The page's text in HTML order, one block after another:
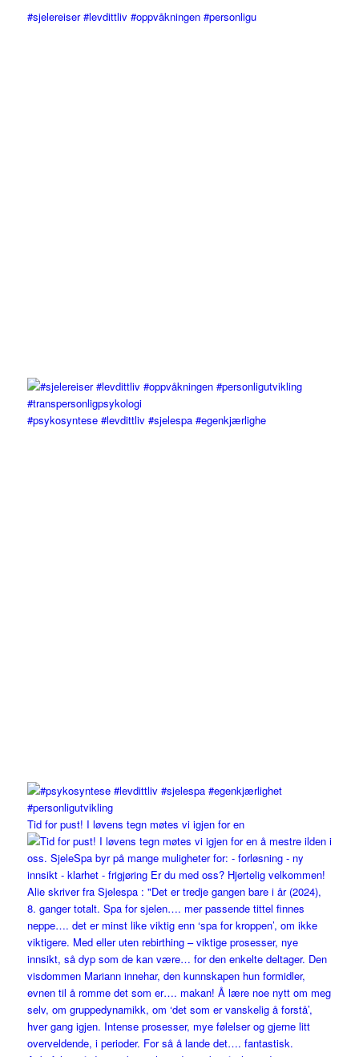
#sjelereiser #levdittliv #oppvåkningen #personligu
#psykosyntese #levdittliv #sjelespa #egenkjærlighe
Tid for pust! I løvens tegn møtes vi igjen for en